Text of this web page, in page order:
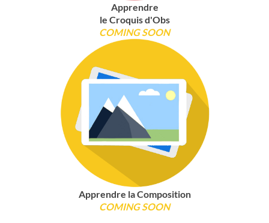
Apprendre
le Croquis d'Obs
COMING SOON
Apprendre la Composition
COMING SOON